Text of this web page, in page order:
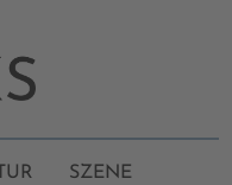
SZENE